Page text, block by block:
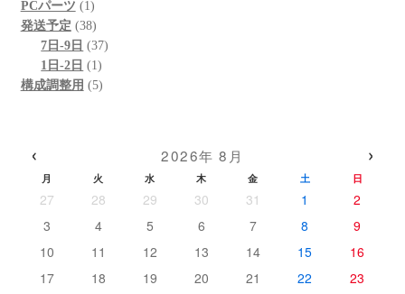
品
PCパーツ 11
個
の
商
品
発送予定 3838
個
の
商
7日-9日 3737
1日-2日 11
個
構成調整用 55
‹ 2026年 8月 ›
月 火 水 木 金 土 日
27 28 29 30 31 1
2
3
4 5 6 7 8
9
10
11 12 13 14 15
16
17
18 19 20 21 22
23